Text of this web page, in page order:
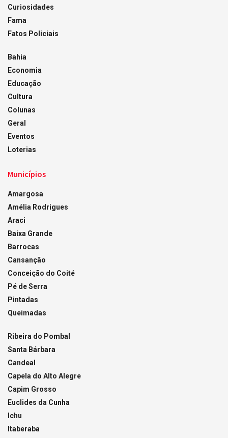
Curiosidades
Fama
Fatos Policiais
Bahia
Economia
Educação
Cultura
Colunas
Geral
Eventos
Loterias
Municípios
Amargosa
Amélia Rodrigues
Araci
Baixa Grande
Barrocas
Cansanção
Conceição do Coité
Pé de Serra
Pintadas
Queimadas
Ribeira do Pombal
Santa Bárbara
Candeal
Capela do Alto Alegre
Capim Grosso
Euclides da Cunha
Ichu
Itaberaba